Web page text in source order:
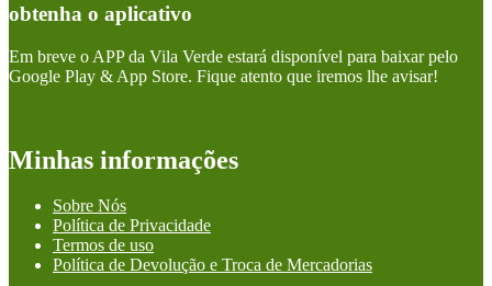
obtenha o aplicativo
Em breve o APP da Vila Verde estará disponível para baixar pelo
Google Play & App Store. Fique atento que iremos lhe avisar!
Minhas informações
Sobre Nós
Política de Privacidade
Termos de uso
Política de Devolução e Troca de Mercadorias